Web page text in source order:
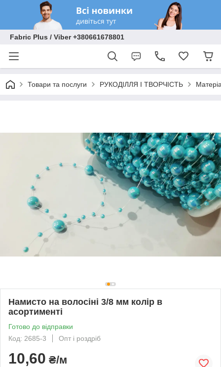
Fabric Plus / Viber +380661678801
Товари та послуги РУКОДІЛЛЯ І ТВОРЧІСТЬ
Намисто на волосіні 3/8 мм колір в
асортименті
Готово до відправки
Код: 2685-3
Опт і роздріб
10,60 ₴/м